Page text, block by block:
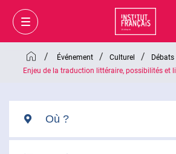
/ Événement / Culturel / Débats
Enjeu de la traduction littéraire, possibilités et